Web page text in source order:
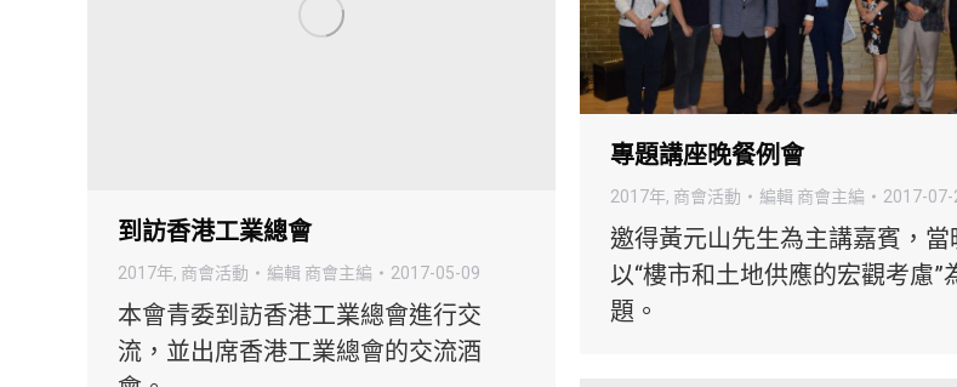
專題講座晚餐例會
2017年, 商會活動 編輯 商會主編 2017-07-
邀得黃元山先生為主講嘉賓，當
以“樓市和土地供應的宏觀考慮”
題。
到訪香港工業總會
2017年, 商會活動 編輯 商會主編 2017-05-09
本會青委到訪香港工業總會進行交
流，並出席香港工業總會的交流酒